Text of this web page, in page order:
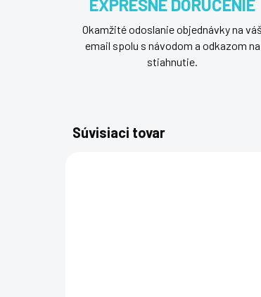
EXPRESNÉ DORUČENIE
Okamžité odoslanie objednávky na váš
email spolu s návodom a odkazom na
stiahnutie.
Súvisiaci tovar